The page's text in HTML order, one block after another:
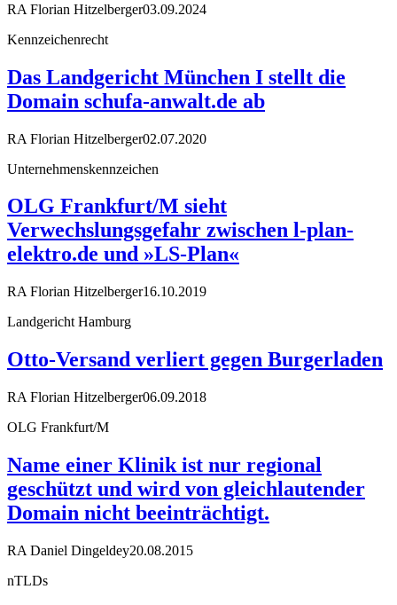
RA Florian Hitzelberger03.09.2024
Kennzeichenrecht
Das Landgericht München I stellt die
Domain schu­fa-an­walt.de ab
RA Florian Hitzelberger02.07.2020
Unternehmenskennzeichen
OLG Frankfurt/M sieht
Verwechslungsgefahr zwischen l-plan-
elektro.de und »LS-Plan«
RA Florian Hitzelberger16.10.2019
Landgericht Hamburg
Otto-Versand verliert gegen Burgerladen
RA Florian Hitzelberger06.09.2018
OLG Frankfurt/M
Name einer Klinik ist nur regional
geschützt und wird von gleichlautender
Domain nicht beeinträchtigt.
RA Daniel Dingeldey20.08.2015
nTLDs